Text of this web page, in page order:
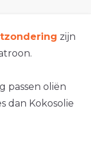
zijn
passen oliën
dan Kokosolie